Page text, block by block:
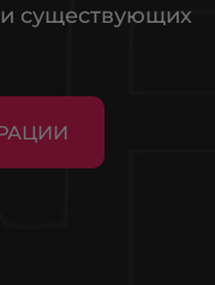
существующих